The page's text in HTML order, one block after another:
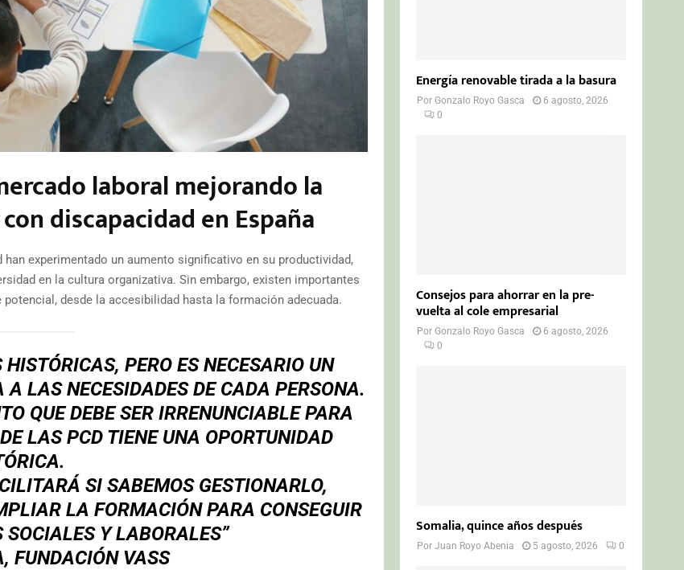
laboral mejorando la
discapacidad en España
experimentado un aumento significativo en su productividad,
en la cultura organizativa. Sin embargo, existen importantes
desde la accesibilidad hasta la formación adecuada.
PERO ES NECESARIO UN
LAS NECESIDADES DE CADA PERSONA.
QUE DEBE SER IRRENUNCIABLE PARA
LAS PCD TIENE UNA OPORTUNIDAD
SI SABEMOS GESTIONARLO,
LA FORMACIÓN PARA CONSEGUIR
Y LABORALES”
FUNDACIÓN VASS
Energía renovable tirada a la basura
PorGonzalo Royo Gasca
6 agosto, 2026
0
Consejos para ahorrar en la pre-
vuelta al cole empresarial
PorGonzalo Royo Gasca
6 agosto, 2026
0
Somalia, quince años después
PorJuan Royo Abenia 5 agosto, 2026 0